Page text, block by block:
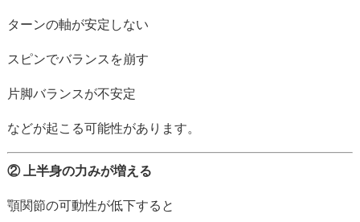
ターンの軸が安定 しない
スピンでバランス を崩す
片脚バランスが不安定
などが起こる可能性があり ます。
② 上半身の力みが増える
顎関節の可動性が低下すると